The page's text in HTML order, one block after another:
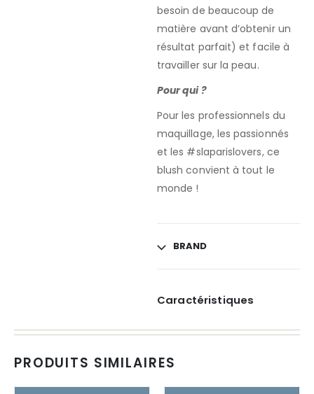
besoin de beaucoup de
matière avant d’obtenir un
résultat parfait) et facile à
travailler sur la peau.
Pour qui ?
Pour les professionnels du
maquillage, les passionnés
et les #slaparislovers, ce
blush convient à tout le
monde !
BRAND
Caractéristiques
PRODUITS SIMILAIRES